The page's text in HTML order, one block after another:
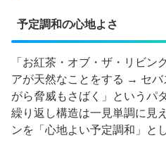
予定調和の心地よさ
「お紅茶・オブ・ザ・リビン
アが天然なことをする → セ
がら脅威もさばく」というパ
繰り返し構造は一見単調に見
ンを「心地よい予定調和」と